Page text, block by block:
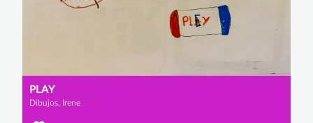
PLAY
Dibujos, Irene